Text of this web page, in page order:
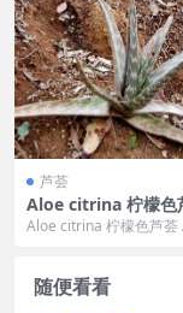
芦荟
Aloe citrina 柠檬色
Aloe citrina 柠檬色芦
随便看看